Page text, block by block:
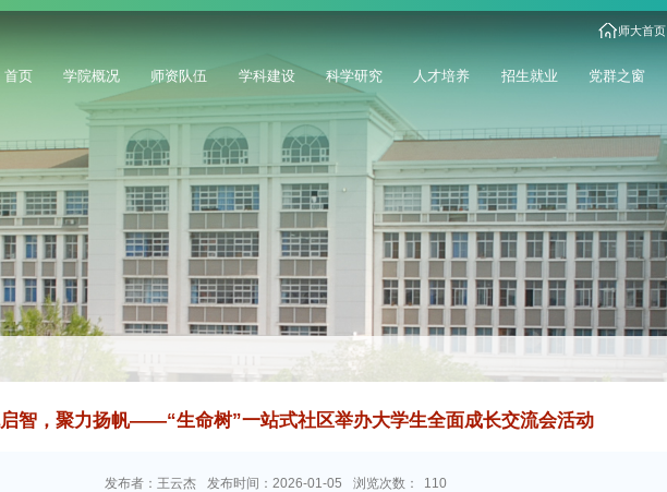
师大首页
首页 学院概况 师资队伍 学科建设 科学研究 人才培养 招生就业 党群之窗
智，聚力扬帆——“生命树”一站式社区举办大学生全面成长交流会活动
发布者：王云杰 发布时间：2026-01-05 浏览次数： 110